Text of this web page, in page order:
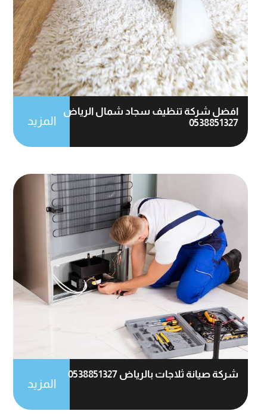
افضل شركة تنظيف سجاد شمال الرياض
0538851327
المزيد
شركة صيانة ثلاجات بالرياض 0538851327
المزيد